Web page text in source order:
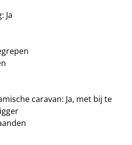
Ja
caravan: Ja, met bij te